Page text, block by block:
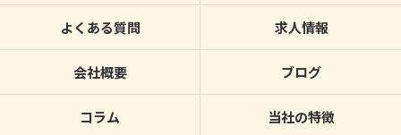
よくある質問 求人情報
会社概要 ブログ
コラム 当社の特徴